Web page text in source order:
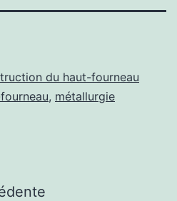
du haut-fourneau
, métallurgie